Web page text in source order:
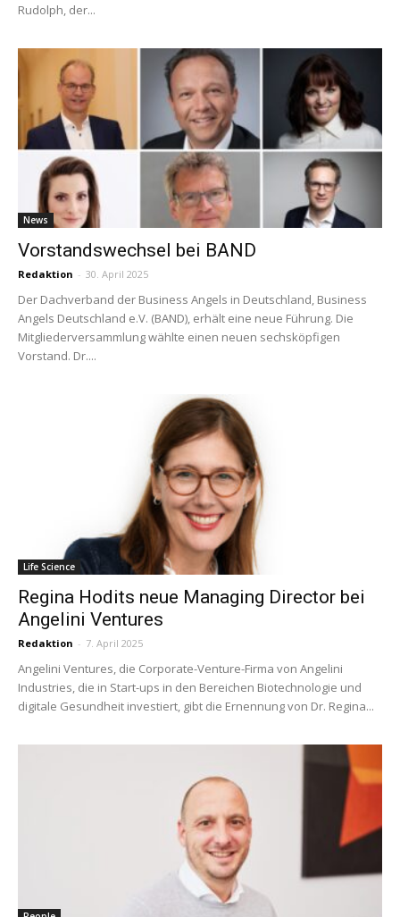
Rudolph, der...
News
Vorstandswechsel bei BAND
Redaktion - 30. April 2025
Der Dachverband der Business Angels in Deutschland, Business
Angels Deutschland e.V. (BAND), erhält eine neue Führung. Die
Mitgliederversammlung wählte einen neuen sechsköpfigen
Vorstand. Dr....
Life Science
Regina Hodits neue Managing Director bei
Angelini Ventures
Redaktion - 7. April 2025
Angelini Ventures, die Corporate-Venture-Firma von Angelini
Industries, die in Start-ups in den Bereichen Biotechnologie und
digitale Gesundheit investiert, gibt die Ernennung von Dr. Regina...